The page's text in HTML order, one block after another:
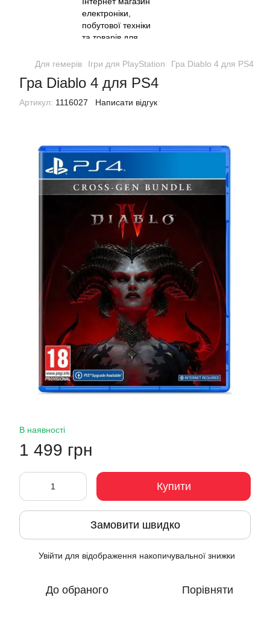
Для гемерів Ігри для PlayStation Гра Diablo 4 для PS4
Гра Diablo 4 для PS4
Артикул: 1116027 Написати відгук
В наявності
1 499 грн
Купити
Замовити швидко
Увійти для відображення накопичувальної знижки
До обраного Порівняти